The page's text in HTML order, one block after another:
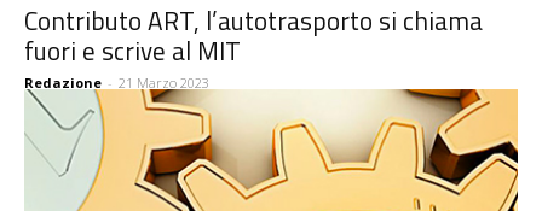
Contributo ART, l’autotrasporto si chiama
fuori e scrive al MIT
Redazione - 21 Marzo 2023